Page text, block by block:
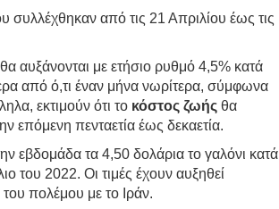
συλλέχθηκαν από τις 21 Απριλίου έως τις
αυξάνονται με ετήσιο ρυθμό 4,5% κατά
από ό,τι έναν μήνα νωρίτερα, σύμφωνα
εκτιμούν ότι το κόστος ζωής θα
επόμενη πενταετία έως δεκαετία.
εβδομάδα τα 4,50 δολάρια το γαλόνι κατά
του 2022. Οι τιμές έχουν αυξηθεί
πολέμου με το Ιράν.